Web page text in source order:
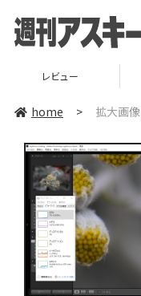
レビュー
home > 拡大画像